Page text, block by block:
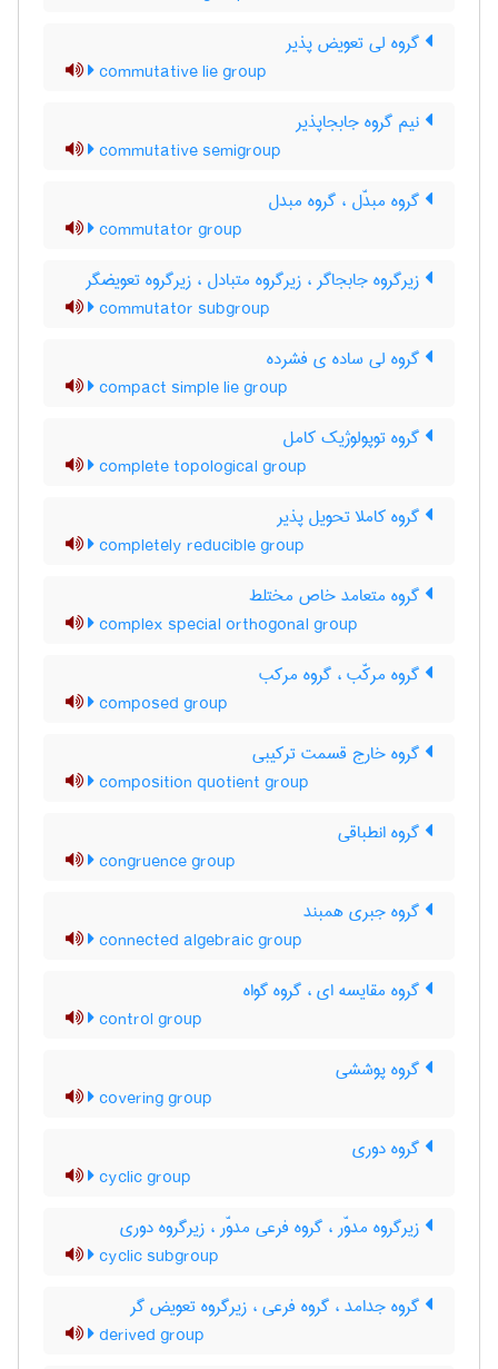
گروه لی تعویض پذیر
commutative lie group
نیم گروه جابجاپذیر
commutative semigroup
گروه مبدّل ، گروه مبدل
commutator group
زیرگروه جابجاگر ، زیرگروه متبادل ، زیرگروه تعویضگر
commutator subgroup
گروه لی ساده ی فشرده
compact simple lie group
گروه توپولوژیک کامل
complete topological group
گروه کاملا تحویل پذیر
completely reducible group
گروه متعامد خاص مختلط
complex special orthogonal group
گروه مرکّب ، گروه مرکب
composed group
گروه خارج قسمت ترکیبی
composition quotient group
گروه انطباقی
congruence group
گروه جبری همبند
connected algebraic group
گروه مقایسه ای ، گروه گواه
control group
گروه پوششی
covering group
گروه دوری
cyclic group
زیرگروه مدوّر ، گروه فرعی مدوّر ، زیرگروه دوری
cyclic subgroup
گروه جدامد ، گروه فرعی ، زیرگروه تعویض گر
derived group